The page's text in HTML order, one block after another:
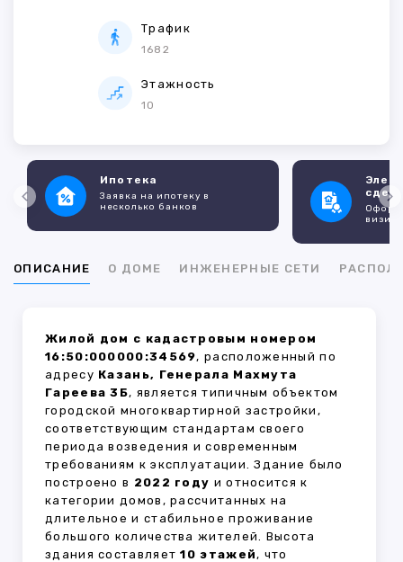
Трафик
1682
Этажность
10
Ипотека
Заявка на ипотеку в
несколько банков
ОПИСАНИЕ О ДОМЕ ИНЖЕНЕРНЫЕ СЕТИ
Жилой дом с кадастровым номером
16:50:000000:34569, расположенный по
адресу Казань, Генерала Махмута
Гареева 3Б, является типичным объектом
городской многоквартирной застройки,
соответствующим стандартам своего
периода возведения и современным
требованиям к эксплуатации. Здание было
построено в 2022 году и относится к
категории домов, рассчитанных на
длительное и стабильное проживание
большого количества жителей. Высота
здания составляет10 этажей, что